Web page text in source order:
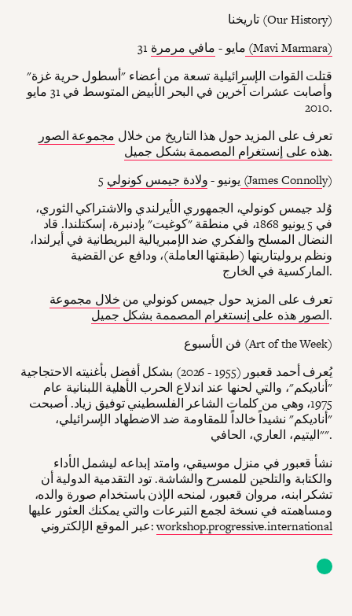
تاريخنا (Our History)
31 مايو - مافي مرمرة (Mavi Marmara)
قتلت القوات الإسرائيلية تسعة من أعضاء "أسطول حرية غزة"
وأصابت عشرات آخرين في البحر الأبيض المتوسط في 31 مايو
2010.
تعرف على المزيد حول هذا التاريخ من خلال مجموعة الصور
هذه على إنستغرام المصممة بشكل جميل.
5 يونيو - ولادة جيمس كونولي (James Connolly)
وُلد جيمس كونولي، الجمهوري الأيرلندي والاشتراكي الثوري،
في 5 يونيو 1868، في منطقة "كوغيت" بإدنبرة، إسكتلندا. قاد
النضال المسلح والفكري ضد الإمبريالية البريطانية في أيرلندا،
ونظم بروليتاريتها (طبقتها العاملة)، ودافع عن القضية
الماركسية في الخارج.
تعرف على المزيد حول جيمس كونولي من خلال مجموعة
الصور هذه على إنستغرام المصممة بشكل جميل.
فن الأسبوع (Art of the Week)
يُعرف أحمد قعبور (1955 - 2026) بشكل أفضل بأغنيته الاحتجاجية
"أناديكم"، والتي لحنها عند اندلاع الحرب الأهلية اللبنانية عام
1975، وهي من كلمات الشاعر الفلسطيني توفيق زياد. أصبحت
"أناديكم" نشيداً خالداً للمقاومة ضد الاضطهاد الإسرائيلي،
"اليتيم، العاري، الحافي".
نشأ قعبور في منزل موسيقي، وامتد إبداعه ليشمل الأداء
والكتابة والتلحين للمسرح والشاشة. تود التقدمية الدولية أن
تشكر ابنه، مروان قعبور، لمنحه الإذن باستخدام صورة والده،
ومساهمته في نسخة لجمع التبرعات والتي يمكنك العثور عليها
عبر الموقع الإلكتروني:workshop.progressive.international